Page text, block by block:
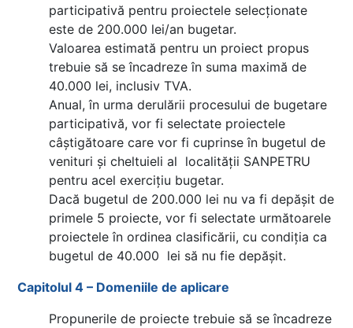
participativă pentru proiectele selecționate
este de 200.000 lei/an bugetar.
Valoarea estimată pentru un proiect propus
trebuie să se încadreze în suma maximă de
40.000 lei, inclusiv TVA.
Anual, în urma derulării procesului de bugetare
participativă, vor fi selectate proiectele
câștigătoare care vor fi cuprinse în bugetul de
venituri și cheltuieli al localității SANPETRU
pentru acel exercițiu bugetar.
Dacă bugetul de 200.000 lei nu va fi depășit de
primele 5 proiecte, vor fi selectate următoarele
proiectele în ordinea clasificării, cu condiția ca
bugetul de 40.000 lei să nu fie depășit.
Capitolul 4 – Domeniile de aplicare
Propunerile de proiecte trebuie să se încadreze